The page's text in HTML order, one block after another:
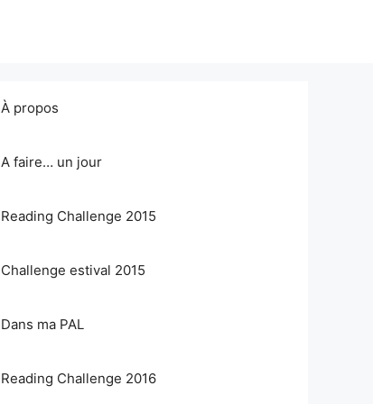
À propos
A faire… un jour
Reading Challenge 2015
Challenge estival 2015
Dans ma PAL
Reading Challenge 2016